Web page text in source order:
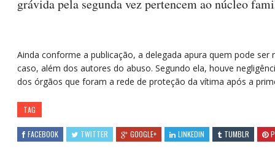
grávida pela segunda vez pertencem ao núcleo
Ainda conforme a publicação, a delegada apura quem pode ser
caso, além dos autores do abuso. Segundo ela, houve
dos órgãos que foram a rede de proteção da vítima após a
TAG
FACEBOOK TWITTER GOOGLE+ LINKEDIN TUMBLR